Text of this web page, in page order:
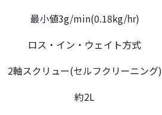
最小値3g/min(0.18kg/hr)
ロス・イン・ウェイト方式
2軸スクリュー(セルフクリーニング)
約2L